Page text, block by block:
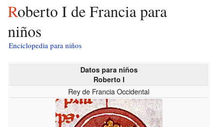
Roberto I de Francia para
niños
Enciclopedia para niños
Datos para niños
Roberto I
Rey de Francia Occidental